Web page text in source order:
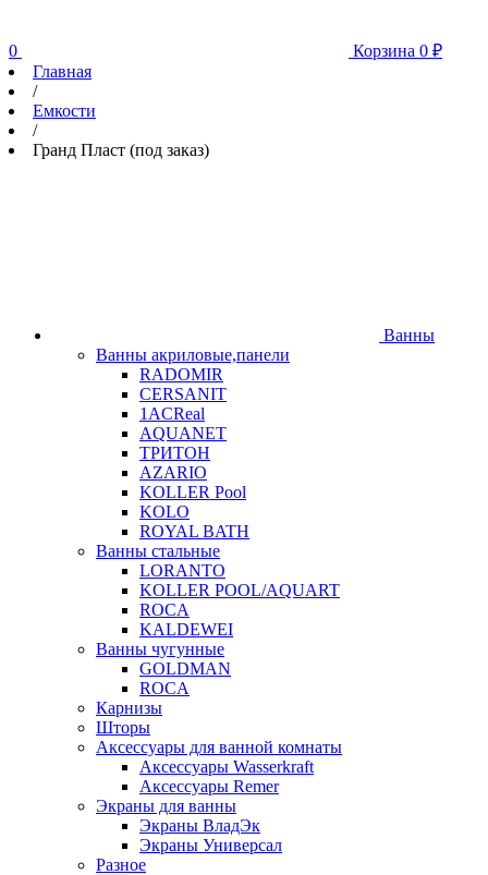
0 Корзина 0 ₽
Главная
/
Емкости
/
Гранд Пласт (под заказ)
Ванны
Ванны акриловые,панели
RADOMIR
CERSANIT
1ACReal
AQUANET
ТРИТОН
AZARIO
KOLLER Pool
KOLO
ROYAL BATH
Ванны стальные
LORANTO
KOLLER POOL/AQUART
ROCA
KALDEWEI
Ванны чугунные
GOLDMAN
ROCA
Карнизы
Шторы
Аксессуары для ванной комнаты
Аксессуары Wasserkraft
Аксессуары Remer
Экраны для ванны
Экраны ВладЭк
Экраны Универсал
Разное